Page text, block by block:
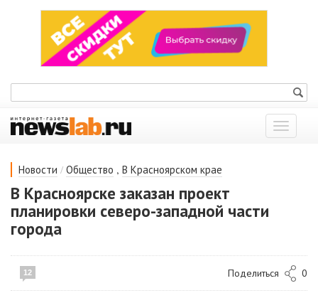
Показать
меню
Новости / Общество , В Красноярском крае
В Красноярске заказан проект
планировки северо-западной части
города
12 Поделиться 0